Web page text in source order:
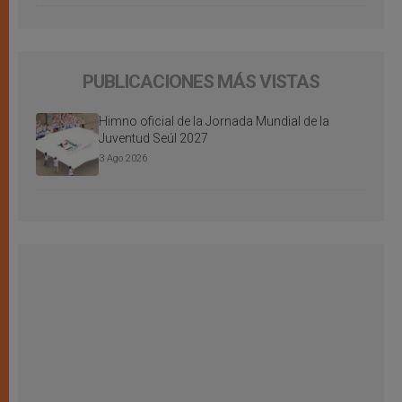
PUBLICACIONES MÁS VISTAS
Himno oficial de la Jornada Mundial de la
Juventud Seúl 2027
3 Ago 2026